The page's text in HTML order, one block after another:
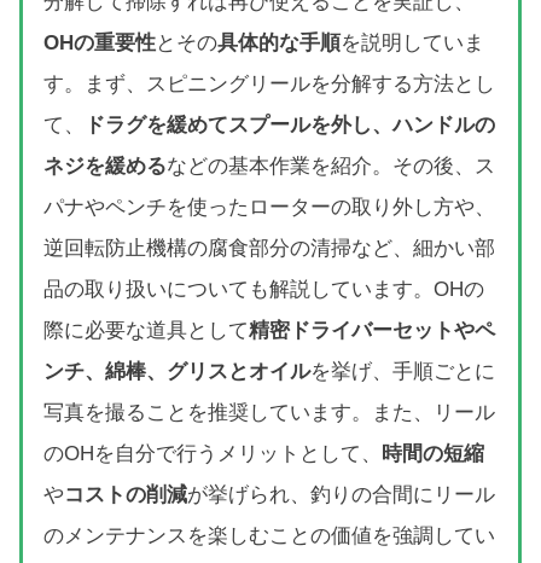
OHの重要性とその具体的な手順を説明していま
す。まず、スピニングリールを分解する方法とし
て、
ドラグを緩めてスプールを外し、ハンドルの
ネジを緩めるなどの基本作業を紹介。その後、ス
パナやペンチを使ったローターの取り外し方や、
逆回転防止機構の腐食部分の清掃など、細かい部
品の取り扱いについても解説しています。OHの
際に必要な道具として精密ドライバーセットやペ
ンチ、綿棒、グリスとオイルを挙げ、手順ごとに
写真を撮ることを推奨しています。また、リール
のOHを自分で行うメリットとして、
時間の短縮
やコストの削減が挙げられ、釣りの合間にリール
のメンテナンスを楽しむことの価値を強調してい